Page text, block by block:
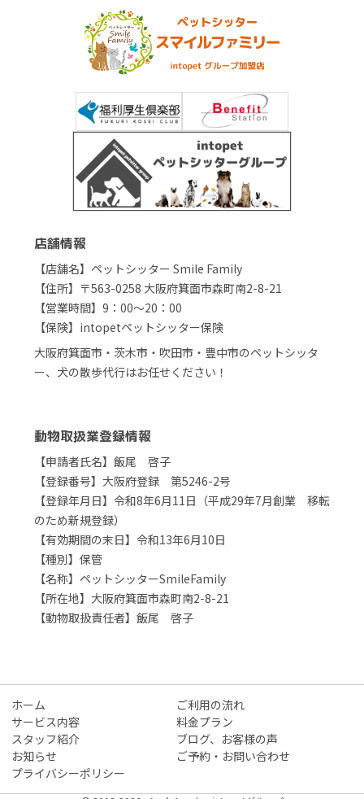
店舗情報
【店舗名】ペットシッター Smile Family
【住所】〒563-0258 大阪府箕面市森町南2-8-21
【営業時間】9：00～20：00
【保険】intopetペットシッター保険
大阪府箕面市・茨木市・吹田市・豊中市のペットシッタ
ー、犬の散歩代行はお任せください！
動物取扱業登録情報
【申請者氏名】飯尾 啓子
【登録番号】大阪府登録 第5246-2号
【登録年月日】令和8年6月11日（平成29年7月創業 移転
のため新規登録）
【有効期間の末日】令和13年6月10日
【種別】保管
【名称】ペットシッターSmileFamily
【所在地】大阪府箕面市森町南2-8-21
【動物取扱責任者】飯尾 啓子
ホーム
ご利用の流れ
サービス内容
料金プラン
スタッフ紹介
ブログ、お客様の声
お知らせ
ご予約・お問い合わせ
プライバシーポリシー